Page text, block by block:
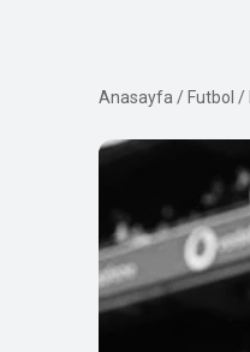
Anasayfa / Futbol /